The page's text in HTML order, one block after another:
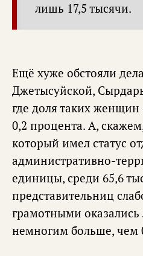
лишь 17,5 тысячи.
Ещё хуже обстояли
Джетысуйской,
где доля таких женщин
0,2 процента. А,
который имел статус
административно-
единицы, среди 65,6
представительниц
грамотными
немногим больше, чем